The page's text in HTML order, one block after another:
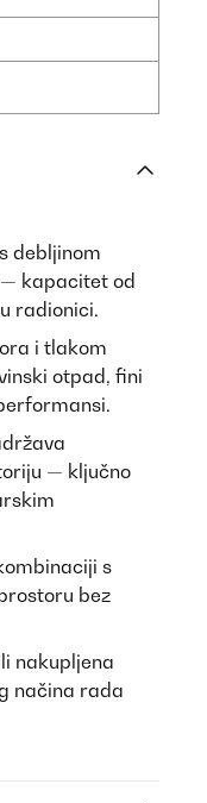
debljinom
kapacitet od
radionici.
i tlakom
otpad, fini
— ključno
s
bez
nakupljena
načina rada